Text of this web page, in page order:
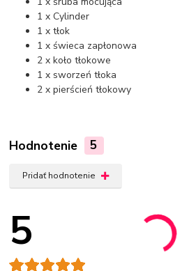
1 x Cylinder
1 x tłok
1 x świeca zapłonowa
2 x koło tłokowe
1 x sworzeń tłoka
2 x pierścień tłokowy
Hodnotenie 5
Pridať hodnotenie
5